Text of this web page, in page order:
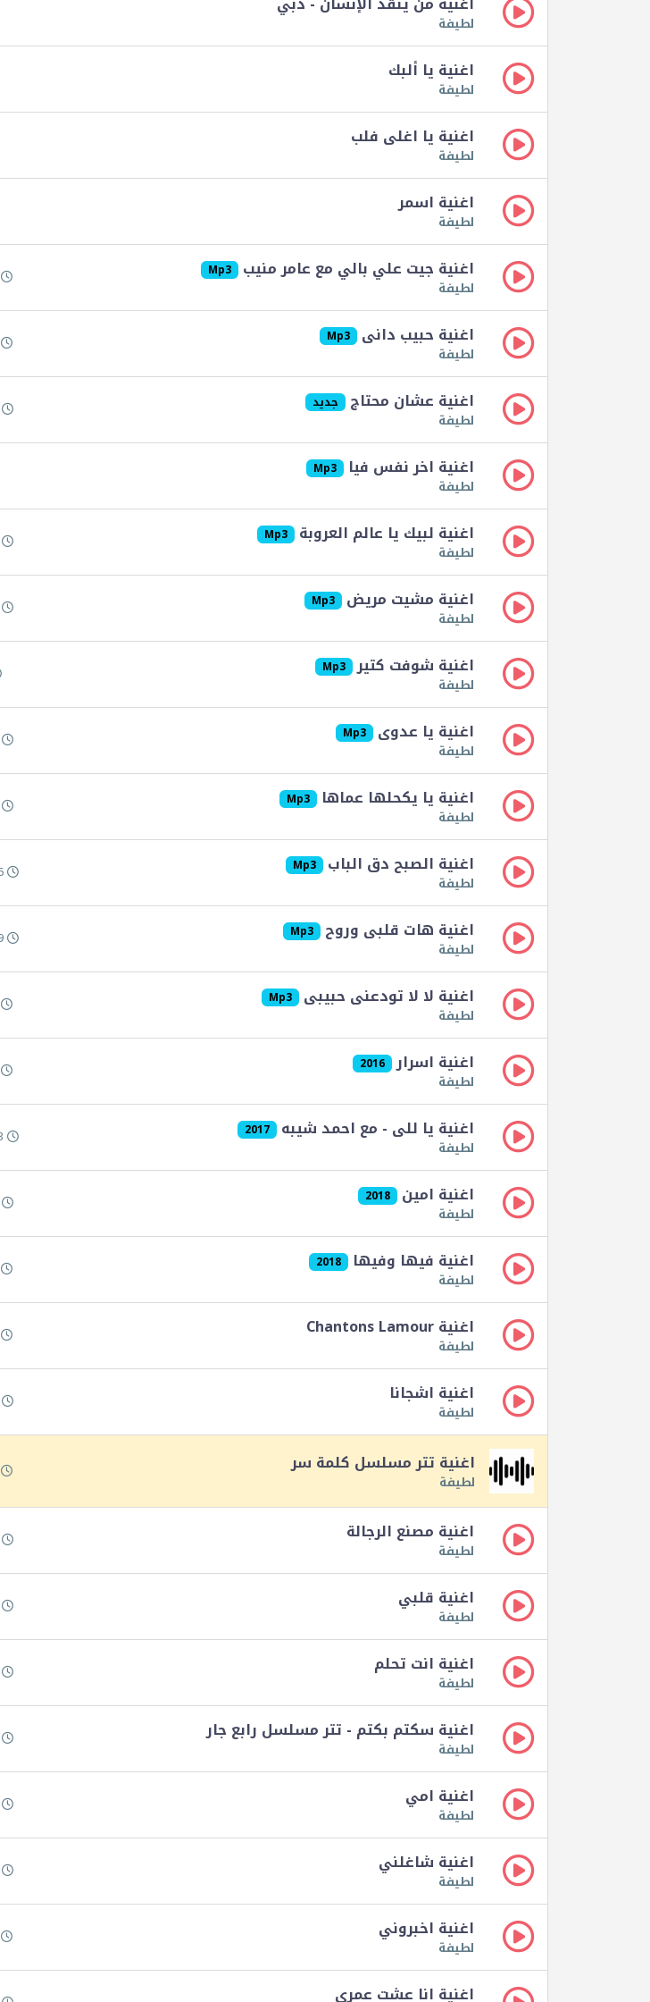
لطيفة
اغنية يا ألبك
لطيفة
اغنية يا اغلى فلب
لطيفة
اغنية اسمر
لطيفة
اغنية جيت علي بالي مع عامر منيب Mp3
لطيفة
اغنية حبيب دانى Mp3
لطيفة
اغنية عشان محتاج جديد
لطيفة
اغنية اخر نفس فيا Mp3
لطيفة
اغنية لبيك يا عالم العروبة Mp3
لطيفة
اغنية مشيت مريض Mp3
لطيفة
اغنية شوفت كتير Mp3
لطيفة
اغنية يا عدوى Mp3
لطيفة
اغنية يا يكحلها عماها Mp3
لطيفة
اغنية الصبح دق الباب Mp3
لطيفة 16 دقيقة 57 ثانية
اغنية هات قلبى وروح Mp3
لطيفة 19 دقيقة 12 ثانية
اغنية لا لا تودعنى حبيبى Mp3
لطيفة
اغنية اسرار 2016
لطيفة
اغنية يا للى - مع احمد شيبه 2017
لطيفة
اغنية امين 2018
لطيفة
اغنية فيها وفيها 2018
لطيفة
اغنية Chantons Lamour
لطيفة
اغنية اشجانا
لطيفة
اغنية تتر مسلسل كلمة سر
لطيفة
اغنية مصنع الرجالة
لطيفة
اغنية قلبي
لطيفة
اغنية انت تحلم
لطيفة
اغنية سكتم بكتم - تتر مسلسل رابع جار
لطيفة
اغنية امي
لطيفة
اغنية شاغلني
لطيفة
اغنية اخبروني
لطيفة
اغنية انا عشت عمري